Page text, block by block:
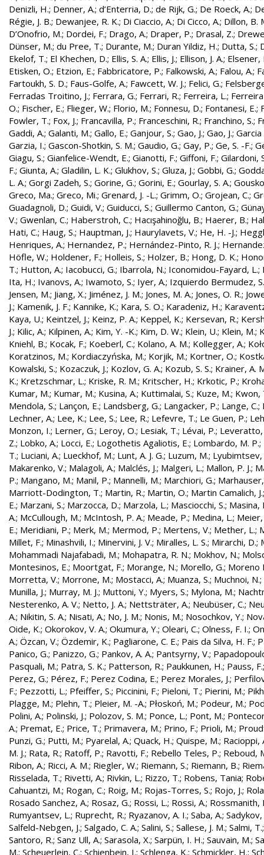
Denizli, H.; Denner, A.; d’Enterria, D.; de Rijk, G.; De Roeck, A.;
Régie, J. B.; Dewanjee, R. K.; Di Ciaccio, A.; Di Cicco, A.; Dillon, B.
D’Onofrio, M.; Dordei, F.; Drago, A.; Draper, P.; Drasal, Z.;
Dünser, M.; du Pree, T.; Durante, M.; Duran Yildiz, H.; Dutta, S.;
Ekelof, T.; El Khechen, D.; Ellis, S. A.; Ellis, J.; Ellison, J. A.; Elsener,
Etisken, O.; Etzion, E.; Fabbricatore, P.; Falkowski, A.; Falou, A.;
Fartoukh, S. D.; Faus-Golfe, A.; Fawcett, W. J.; Felici, G.;
Ferradas Troitino, J.; Ferrara, G.; Ferrari, R.; Ferreira, L.;
O.; Fischer, E.; Flieger, W.; Florio, M.; Fonnesu, D.; Fontanesi, E.;
Fowler, T.; Fox, J.; Francavilla, P.; Franceschini, R.; Franchino, S.;
Gaddi, A.; Galanti, M.; Gallo, E.; Ganjour, S.; Gao, J.; Gao, J.; Garcia
Garzia, I.; Gascon-Shotkin, S. M.; Gaudio, G.; Gay, P.; Ge, S. -F.;
Giagu, S.; Gianfelice-Wendt, E.; Gianotti, F.; Giffoni, F.; Gilardoni,
F.; Giunta, A.; Gladilin, L. K.; Glukhov, S.; Gluza, J.; Gobbi, G.;
L. A.; Gorgi Zadeh, S.; Gorine, G.; Gorini, E.; Gourlay, S. A.;
Greco, Ma.; Greco, Mi.; Grenard, J. -L.; Grimm, O.; Grojean, C.;
Guadagnoli, D.; Guidi, V.; Guiducci, S.; Guillermo Canton, G.;
V.; Gwenlan, C.; Haberstroh, C.; Hacışahinoğlu, B.; Haerer, B.;
Hati, C.; Haug, S.; Hauptman, J.; Haurylavets, V.; He, H. -J.;
Henriques, A.; Hernandez, P.; Hernández-Pinto, R. J.;
Höfle, W.; Holdener, F.; Holleis, S.; Holzer, B.; Hong, D. K.;
T.; Hutton, A.; Iacobucci, G.; Ibarrola, N.; Iconomidou-Fayard, L.;
Ita, H.; Ivanovs, A.; Iwamoto, S.; Iyer, A.; Izquierdo Bermudez, S.
Jensen, M.; Jiang, X.; Jiménez, J. M.; Jones, M. A.; Jones, O. R.;
J.; Kamenik, J. F.; Kannike, K.; Kara, S. O.; Karadeniz, H.;
Kaya, U.; Keintzel, J.; Keinz, P. A.; Keppel, K.; Kersevan, R.;
J.; Kilic, A.; Kilpinen, A.; Kim, Y. -K.; Kim, D. W.; Klein, U.; Klein, M.;
Kniehl, B.; Kocak, F.; Koeberl, C.; Kolano, A. M.; Kollegger, A.;
Koratzinos, M.; Kordiaczyńska, M.; Korjik, M.; Kortner, O.;
Kowalski, S.; Kozaczuk, J.; Kozlov, G. A.; Kozub, S. S.; Krainer, A.
K.; Kretzschmar, L.; Kriske, R. M.; Kritscher, H.; Krkotic, P.;
Kumar, M.; Kumar, M.; Kusina, A.; Kuttimalai, S.; Kuze, M.; Kwon,
Mendola, S.; Lançon, E.; Landsberg, G.; Langacker, P.; Lange, C.;
Lechner, A.; Lee, K.; Lee, S.; Lee, R.; Lefevre, T.; Le Guen, P.;
Monzon, I.; Lerner, G.; Leroy, O.; Lesiak, T.; Lévai, P.; Leveratto,
Z.; Lobko, A.; Locci, E.; Logothetis Agaliotis, E.; Lombardo, M. P.;
T.; Luciani, A.; Lueckhof, M.; Lunt, A. J. G.; Luzum, M.; Lyubimtsev,
Makarenko, V.; Malagoli, A.; Malclés, J.; Malgeri, L.; Mallon, P. J.;
P.; Mangano, M.; Manil, P.; Mannelli, M.; Marchiori, G.;
Marriott-Dodington, T.; Martin, R.; Martin, O.; Martin Camalich, J.
E.; Marzani, S.; Marzocca, D.; Marzola, L.; Masciocchi, S.; Masina,
A.; McCullough, M.; McIntosh, P. A.; Meade, P.; Medina, L.; Meier,
E.; Meridiani, P.; Merk, M.; Mermod, P.; Mertens, V.; Mether, L.;
Millet, F.; Minashvili, I.; Minervini, J. V.; Miralles, L. S.; Mirarchi, D.;
Mohammadi Najafabadi, M.; Mohapatra, R. N.; Mokhov, N.;
Montesinos, E.; Moortgat, F.; Morange, N.; Morello, G.; Moreno
Morretta, V.; Morrone, M.; Mostacci, A.; Muanza, S.; Muchnoi, N.;
Munilla, J.; Murray, M. J.; Muttoni, Y.; Myers, S.; Mylona, M.;
Nesterenko, A. V.; Netto, J. A.; Nettsträter, A.; Neubüser, C.;
A.; Nikitin, S. A.; Nisati, A.; No, J. M.; Nonis, M.; Nosochkov, Y.;
Oide, K.; Okorokov, V. A.; Okumura, Y.; Oleari, C.; Olness, F. I.;
A.; Özcan, V.; Özdemir, K.; Pagliarone, C. E.; Pais da Silva, H. F.;
Panico, G.; Panizzo, G.; Pankov, A. A.; Pantsyrny, V.;
Pasquali, M.; Patra, S. K.; Patterson, R.; Paukkunen, H.; Pauss, F.
Perez, G.; Pérez, F.; Perez Codina, E.; Perez Morales, J.;
F.; Pezzotti, L.; Pfeiffer, S.; Piccinini, F.; Pieloni, T.; Pierini, M.;
Plagge, M.; Plehn, T.; Pleier, M. -A.; Płoskoń, M.; Podeur, M.;
Polini, A.; Polinski, J.; Polozov, S. M.; Ponce, L.; Pont, M.;
A.; Premat, E.; Price, T.; Primavera, M.; Prino, F.; Prioli, M.;
Punzi, G.; Putti, M.; Pyarelal, A.; Quack, H.; Quispe, M.; Racioppi,
M. J.; Rata, R.; Ratoff, P.; Ravotti, F.; Rebello Teles, P.; Reboud,
Ribon, A.; Ricci, A. M.; Riegler, W.; Riemann, S.; Riemann, B.;
Risselada, T.; Rivetti, A.; Rivkin, L.; Rizzo, T.; Robens, Tania;
Cahuantzi, M.; Rogan, C.; Roig, M.; Rojas-Torres, S.; Rojo, J.;
Rosado Sanchez, A.; Rosaz, G.; Rossi, L.; Rossi, A.; Rossmanith,
Rumyantsev, L.; Ruprecht, R.; Ryazanov, A. I.; Saba, A.; Sadykov,
Salfeld-Nebgen, J.; Salgado, C. A.; Salini, S.; Sallese, J. M.; Salmi, T.
Santoro, R.; Sanz Ull, A.; Sarasola, X.; Sarpün, I. H.; Sauvain, M.;
M.; Scheuerlein, C.; Schienbein, I.; Schlenga, K.; Schmickler, H.;